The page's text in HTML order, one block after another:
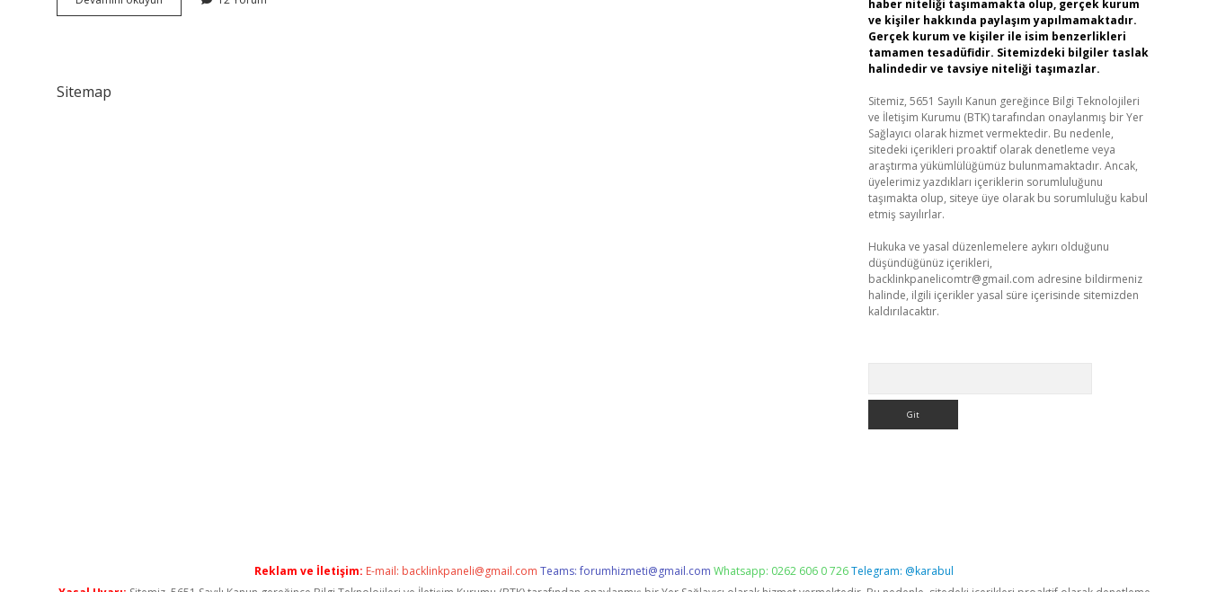
süs
Sitemap
haber niteliği taşımamakta olup, gerçek kurum
ve kişiler hakkında paylaşım yapılmamaktadır.
Gerçek kurum ve kişiler ile isim benzerlikleri
tamamen tesadüfidir. Sitemizdeki bilgiler taslak
halindedir ve tavsiye niteliği taşımazlar.
Sitemiz, 5651 Sayılı Kanun gereğince Bilgi Teknolojileri
ve İletişim Kurumu (BTK) tarafından onaylanmış bir Yer
Sağlayıcı olarak hizmet vermektedir. Bu nedenle,
sitedeki içerikleri proaktif olarak denetleme veya
araştırma yükümlülüğümüz bulunmamaktadır. Ancak,
üyelerimiz yazdıkları içeriklerin sorumluluğunu
taşımakta olup, siteye üye olarak bu sorumluluğu kabul
etmiş sayılırlar.
Hukuka ve yasal düzenlemelere aykırı olduğunu
düşündüğünüz içerikleri,
backlinkpanelicomtr@gmail.com adresine bildirmeniz
halinde, ilgili içerikler yasal süre içerisinde sitemizden
kaldırılacaktır.
Reklam ve İletişim: E-mail: backlinkpaneli@gmail.com Teams:forumhizmeti@gmail.com Whatsapp: 0262 606 0 726Telegram: @karabul